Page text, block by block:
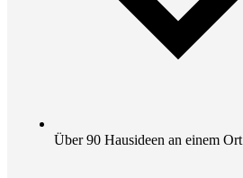
Über 90 Hausideen an einem Ort